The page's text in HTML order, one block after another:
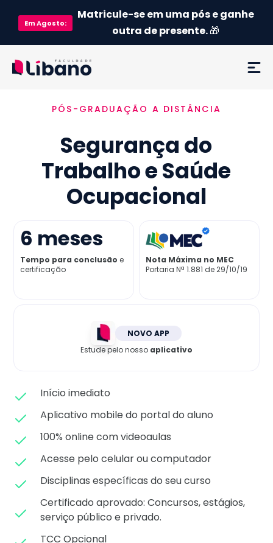
EmAgosto:
Matricule-se em uma pós e ganhe
outra de presente.🎁
Ementa
Como funciona
Credenciamento MEC
Já sou aluno
PÓS-GRADUAÇÃO A DISTÂNCIA
Segurança do
Trabalho e Saúde
Ocupacional
6 meses
Tempo para conclusão e
certificação
Nota Máxima no MEC
Portaria Nª 1.881 de 29/10/19
NOVO APP
Estude pelo nosso aplicativo
Início imediato
Aplicativo mobile do portal do aluno
100% online com videoaulas
Acesse pelo celular ou computador
Disciplinas específicas do seu curso
Certificado aprovado: Concursos, estágios,
serviço público e privado.
TCC Opcional